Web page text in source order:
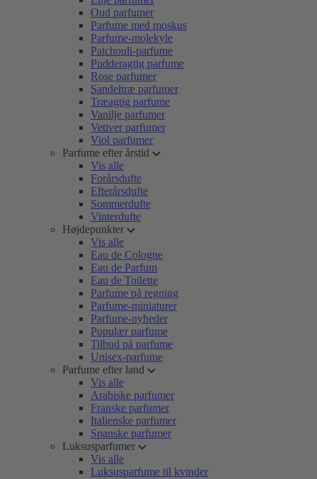
Oud parfumer
Parfume med moskus
Parfume-molekyle
Patchouli-parfume
Pudderagtig parfume
Rose parfumer
Sandeltræ parfumer
Træagtig parfume
Vanilje parfumer
Vetiver parfumer
Viol parfumer
Parfume efter årstid
Vis alle
Forårsdufte
Efterårsdufte
Sommerdufte
Vinterdufte
Højdepunkter
Vis alle
Eau de Cologne
Eau de Parfum
Eau de Toilette
Parfume på regning
Parfume-miniaturer
Parfume-nyheder
Populær parfume
Tilbud på parfume
Unisex-parfume
Parfume efter land
Vis alle
Arabiske parfumer
Franske parfumer
Italienske parfumer
Spanske parfumer
Luksusparfumer
Vis alle
Luksusparfume til kvinder